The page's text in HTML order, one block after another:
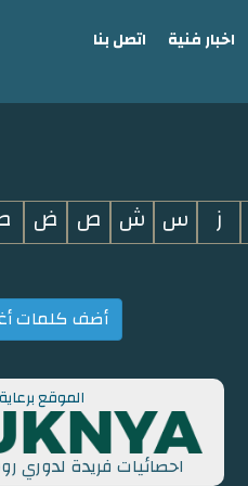
اخبار فنية اتصل بنا
ز س ش ص ض
أضف كلمات
الموقع
احصائيات فريدة